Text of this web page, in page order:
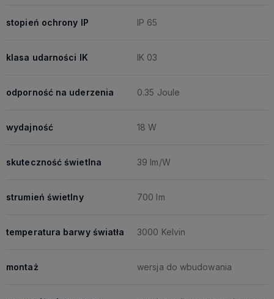
stopień ochrony IP IP 65
klasa udarności IK IK 03
odporność na uderzenia 0.35 Joule
wydajność 18 W
skuteczność świetlna 39 lm/W
strumień świetlny 700 lm
temperatura barwy światła 3000 Kelvin
montaż wersja do wbudowania